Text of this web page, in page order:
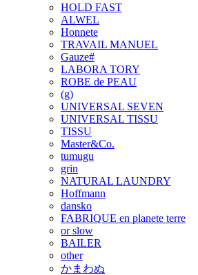
HOLD FAST
ALWEL
Honnete
TRAVAIL MANUEL
Gauze#
LABORA TORY
ROBE de PEAU
(g)
UNIVERSAL SEVEN
UNIVERSAL TISSU
TISSU
Master&Co.
tumugu
grin
NATURAL LAUNDRY
Hoffmann
dansko
FABRIQUE en planete terre
or slow
BAILER
other
かまわぬ